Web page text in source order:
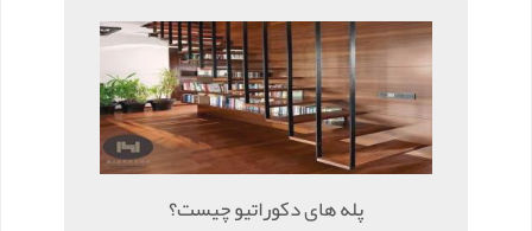
پله های دکوراتیو چیست؟